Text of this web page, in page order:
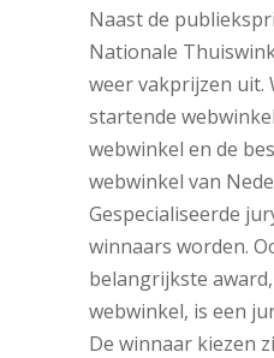
Naast de
Nationale
weer vakprijzen uit.
startende
webwinkel en de
webwinkel van
Gespecialiseerde
winnaars worden.
belangrijkste
webwinkel, is een
De winnaar kiezen